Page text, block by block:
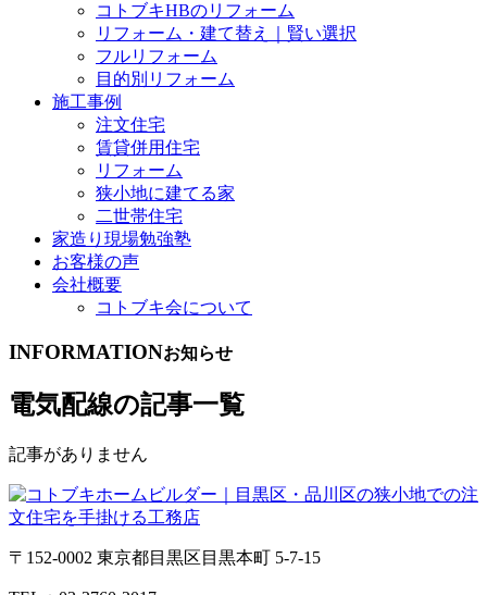
コトブキHBのリフォーム
リフォーム・建て替え｜賢い選択
フルリフォーム
目的別リフォーム
施工事例
注文住宅
賃貸併用住宅
リフォーム
狭小地に建てる家
二世帯住宅
家造り現場勉強塾
お客様の声
会社概要
コトブキ会について
INFORMATIONお知らせ
電気配線の記事一覧
記事がありません
〒152-0002 東京都目黒区目黒本町 5-7-15